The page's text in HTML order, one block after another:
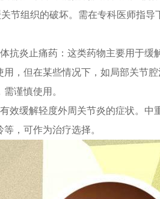
节组织的破坏。需在专科医师指导
抗炎止痛药：这类药物主要用于缓
，但在某些情况下，如局部关节
谨慎使用。
效缓解轻度外周关节炎的症状。中
，可作为治疗选择。